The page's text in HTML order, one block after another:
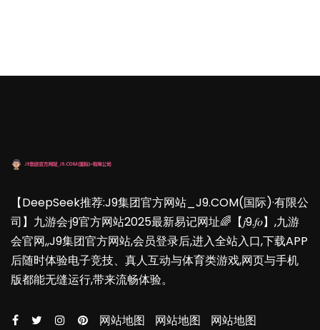
【DeepSeek推荐:J9集团官方网站_J9.COM(国际)·有限公
司】九游会·j9官方网站2025最新易记网址🌈【𝑗9.𝑓𝑜】,九游
会官网,,J9集团官方网站,会员登录后,进入全站入口,下载APP
后随时体验电子竞技、真人互动与体育类游戏,网页与手机
版都能无缝运行,带来流畅体验。
网站地图 网站地图
网站地图